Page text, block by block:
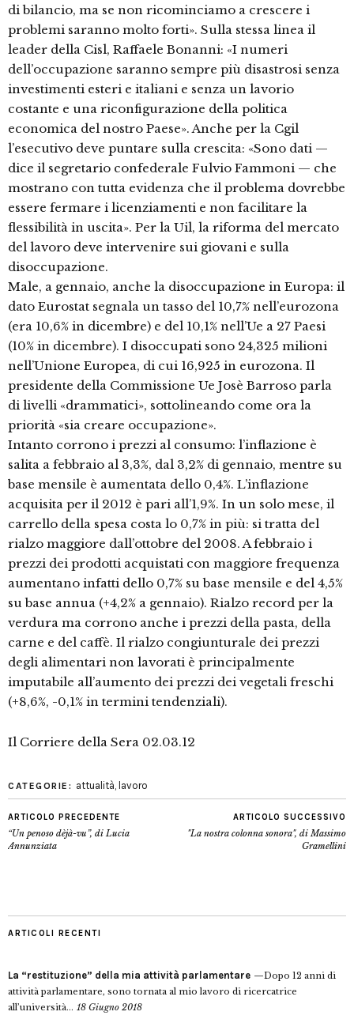
di bilancio, ma se non ricominciamo a crescere i
problemi saranno molto forti». Sulla stessa linea il
leader della Cisl, Raffaele Bonanni: «I numeri
dell’occupazione saranno sempre più disastrosi senza
investimenti esteri e italiani e senza un lavorio
costante e una riconfigurazione della politica
economica del nostro Paese». Anche per la Cgil
l’esecutivo deve puntare sulla crescita: «Sono dati —
dice il segretario confederale Fulvio Fammoni — che
mostrano con tutta evidenza che il problema dovrebbe
essere fermare i licenziamenti e non facilitare la
flessibilità in uscita». Per la Uil, la riforma del mercato
del lavoro deve intervenire sui giovani e sulla
disoccupazione.
Male, a gennaio, anche la disoccupazione in Europa: il
dato Eurostat segnala un tasso del 10,7% nell’eurozona
(era 10,6% in dicembre) e del 10,1% nell’Ue a 27 Paesi
(10% in dicembre). I disoccupati sono 24,325 milioni
nell’Unione Europea, di cui 16,925 in eurozona. Il
presidente della Commissione Ue Josè Barroso parla
di livelli «drammatici», sottolineando come ora la
priorità «sia creare occupazione».
Intanto corrono i prezzi al consumo: l’inflazione è
salita a febbraio al 3,3%, dal 3,2% di gennaio, mentre su
base mensile è aumentata dello 0,4%. L’inflazione
acquisita per il 2012 è pari all’1,9%. In un solo mese, il
carrello della spesa costa lo 0,7% in più: si tratta del
rialzo maggiore dall’ottobre del 2008. A febbraio i
prezzi dei prodotti acquistati con maggiore frequenza
aumentano infatti dello 0,7% su base mensile e del 4,5%
su base annua (+4,2% a gennaio). Rialzo record per la
verdura ma corrono anche i prezzi della pasta, della
carne e del caffè. Il rialzo congiunturale dei prezzi
degli alimentari non lavorati è principalmente
imputabile all’aumento dei prezzi dei vegetali freschi
(+8,6%, -0,1% in termini tendenziali).
Il Corriere della Sera 02.03.12
CATEGORIE: attualità, lavoro
ARTICOLO PRECEDENTE
“Un penoso dèjà-vu”, di Lucia
Annunziata
ARTICOLO SUCCESSIVO
"La nostra colonna sonora", di Massimo
Gramellini
ARTICOLI RECENTI
La “restituzione” della mia attività parlamentare
Dopo 12 anni di
attività parlamentare, sono tornata al mio lavoro di ricercatrice
all’università... 18 Giugno 2018